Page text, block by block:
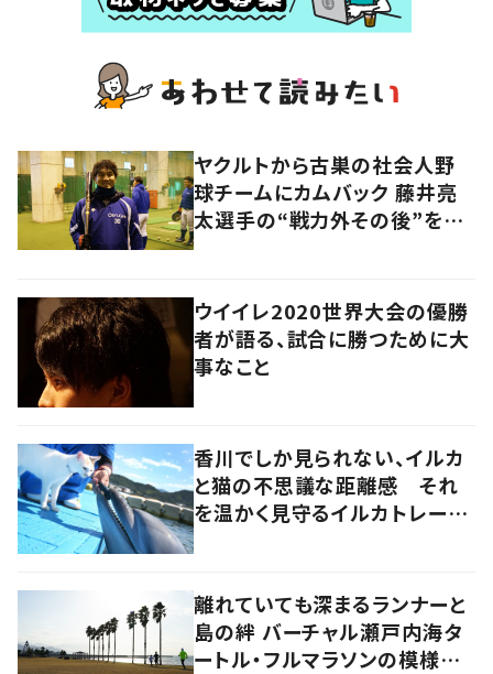
ヤクルトから古巣の社会人野
球チームにカムバック 藤井亮
太選手の“戦力外その後”を追
ウイイレ2020世界大会の優勝
者が語る、試合に勝つために大
事なこと
香川でしか見られない、イルカ
と猫の不思議な距離感 それ
を温かく見守るイルカトレーナ
離れていても深まるランナーと
島の絆 バーチャル瀬戸内海タ
ートル・フルマラソンの模様を